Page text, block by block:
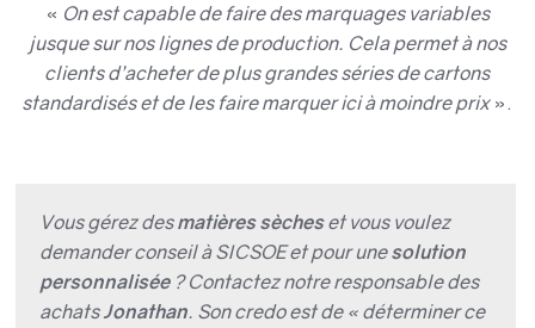
« On est capable de faire des marquages variables
jusque sur nos lignes de production. Cela permet à nos
clients d’acheter de plus grandes séries de cartons
standardisés et de les faire marquer ici à moindre prix ».
Vous gérez desmatières sècheset vous voulez
demander conseil à SICSOE et pour unesolution
personnalisée? Contactez notre responsable des
achatsJonathan. Son credo est de « déterminer ce